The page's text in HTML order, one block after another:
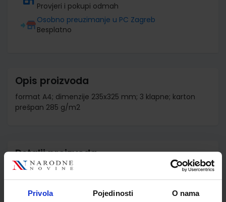
Privola Pojedinosti O nama
Provjeri i pokupi odmah
Osobno preuzimanje u PC Zagreb
Besplatno
Opis proizvoda
format A4; dimenzije 235x325 mm; 3 klapne; karton
prešpan 285 g/m2
Detalji proizvoda
Šifra proizvoda